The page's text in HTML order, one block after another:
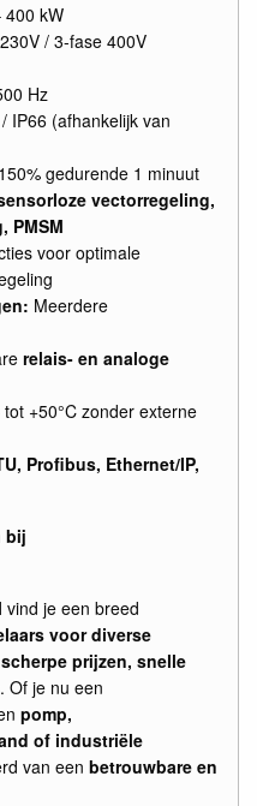
400 kW
/ 3-fase 400V
Hz
IP66 (afhankelijk van
150% gedurende 1 minuut
vectorregeling,
PMSM
voor optimale
Meerdere
relais- en analoge
tot +50°C zonder externe
Profibus, Ethernet/IP,
bij
vind je een breed
voor diverse
scherpe prijzen, snelle
. Of je nu een
pomp,
of industriële
van een betrouwbare en